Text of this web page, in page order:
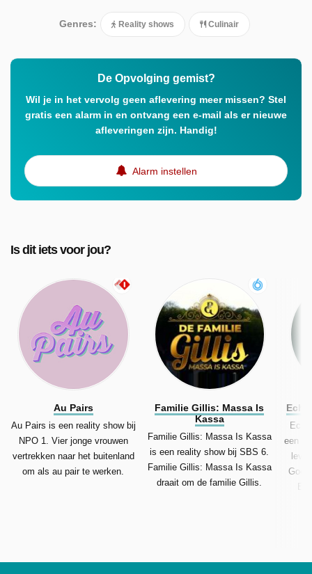
Genres: Reality shows Culinair
De Opvolging gemist?
Wil je in het vervolg geen aflevering meer missen? Stel
gratis een alarm in en ontvang een e-mail als er nieuwe
afleveringen zijn. Handig!
Alarm instellen
Is dit iets voor jou?
Au Pairs
Au Pairs is een reality show bij
NPO 1. Vier jonge vrouwen
vertrekken naar het buitenland
om als au pair te werken.
Familie Gillis: Massa Is
Kassa
Familie Gillis: Massa Is Kassa
is een reality show bij SBS 6.
Familie Gillis: Massa Is Kassa
draait om de familie Gillis.
een
Gooi